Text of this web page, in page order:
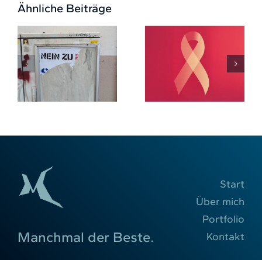
Ähnliche Beiträge
Patrice Aminati
kämpft gegen
Krebs: Es geht
nicht um dich,
Daniel
Es heißt nicht
„Paywall“ oder
„Bezahlschranke“,
sondern Preis
Manchmal der Beste.
Start
Über mich
Portfolio
Kontakt